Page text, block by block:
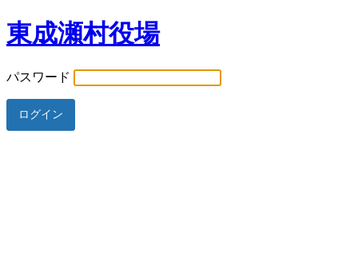
東成瀬村役場
パスワード